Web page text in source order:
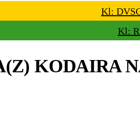
Kl:
Kl:
KODAIRA